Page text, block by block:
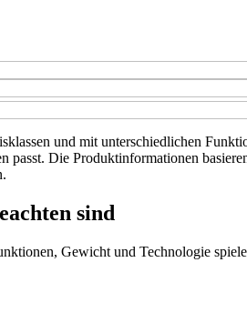
und mit unterschiedlichen
Die Produktinformationen
sind
Gewicht und Technologie